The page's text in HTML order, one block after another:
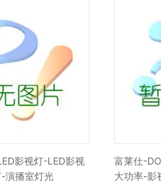
影视灯-LED影视
演播室灯光
富莱仕-
大功率-影